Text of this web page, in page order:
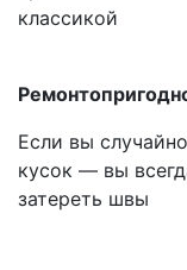
классикой
Если вы
кусок — вы
затереть швы